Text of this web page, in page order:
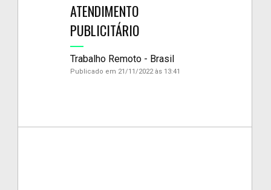
ATENDIMENTO
PUBLICITÁRIO
Trabalho Remoto - Brasil
Publicado em 21/11/2022 às 13:41